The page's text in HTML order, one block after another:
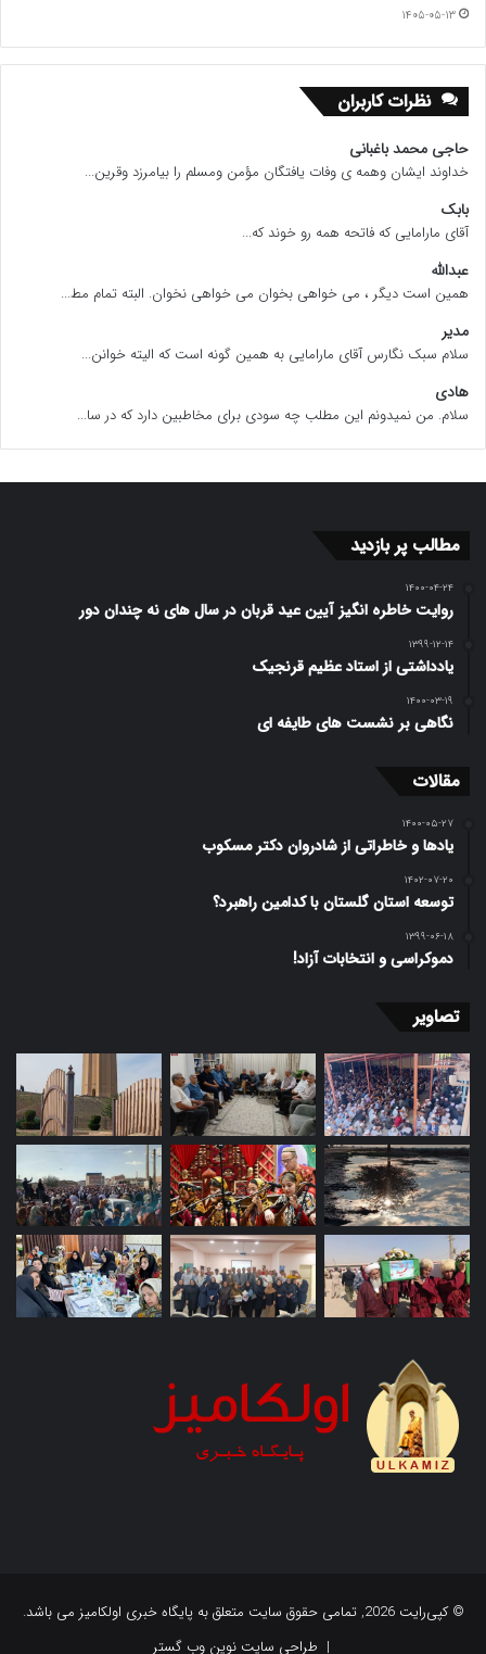
۱۴۰۵-۰۵-۱۳
نظرات کاربران
حاجی محمد باغبانی
خداوند ایشان وهمه ی وفات یافتگان مؤمن ومسلم را بیامرزد وقرین...
بابک
آقای مارامایی که فاتحه همه رو خوند که...
عبدالله
همین است دیگر ، می خواهی بخوان می خواهی نخوان. البته تمام مط...
مدیر
سلام سبک نگارس آقای مارامایی به همین گونه است که الیته خوانن...
هادی
سلام. من نمیدونم این مطلب چه سودی برای مخاطبین دارد که در سا...
مطالب پر بازدید
۱۴۰۰-۰۴-۲۴
روایت خاطره انگیز آیین عید قربان در سال های نه چندان دور
۱۳۹۹-۱۲-۱۴
یادداشتی از استاد عظیم قرنجیک
۱۴۰۰-۰۳-۱۹
نگاهی بر نشست های طایفه ای
مقالات
۱۴۰۰-۰۵-۲۷
یادها و خاطراتی از شادروان دکتر مسکوب
۱۴۰۲-۰۷-۲۰
توسعه استان گلستان با کدامین راهبرد؟
۱۳۹۹-۰۶-۱۸
دموکراسی و انتخابات آزاد!
تصاویر
© کپی‌رایت 2026, تمامی حقوق سایت متعلق به پایگاه خبری اولکامیز می باشد.
| طراحی سایت نوین وب گستر